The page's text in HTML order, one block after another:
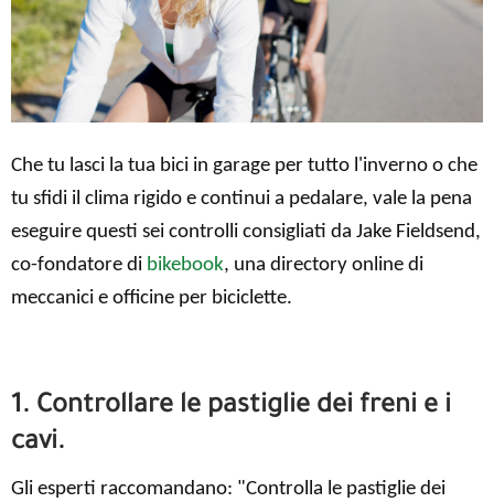
Che tu lasci la tua bici in garage per tutto l'inverno o che
tu sfidi il clima rigido e continui a pedalare, vale la pena
eseguire questi sei controlli consigliati da Jake Fieldsend,
co-fondatore di bikebook, una directory online di
meccanici e officine per biciclette.
1. Controllare le pastiglie dei freni e i
cavi.
Gli esperti raccomandano: "Controlla le pastiglie dei